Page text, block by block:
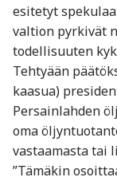
esitetyt
valtion pyrkivät
todellisuuten
Tehtyään
kaasua)
Persainlahden
oma
vastaamasta tai
”Tämäkin